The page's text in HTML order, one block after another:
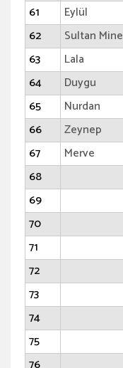
61
Eylül
62
Sultan Mine
63
Lala
64
Duygu
65
Nurdan
66
Zeynep
67
Merve
68
69
70
71
72
73
74
75